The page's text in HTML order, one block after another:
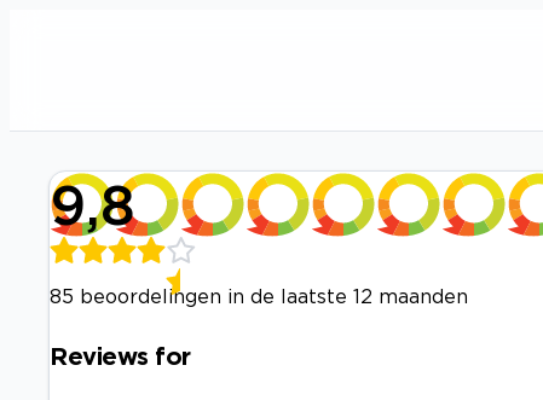
9,8
85 beoordelingen in de laatste 12 maanden
Reviews for